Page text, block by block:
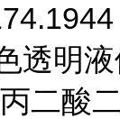
透明
二酸